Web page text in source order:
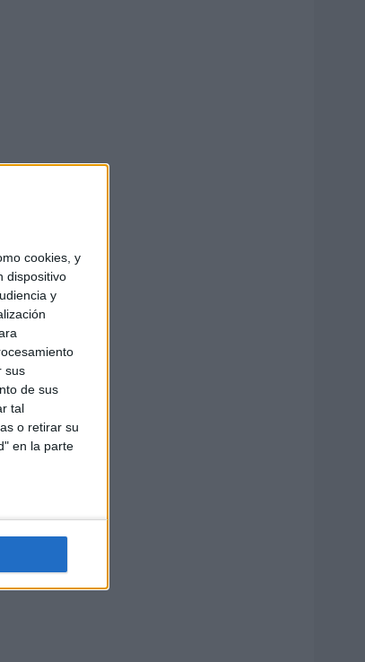
cookies, y
dispositivo
y
sus
de sus
tal
o retirar su
en la parte